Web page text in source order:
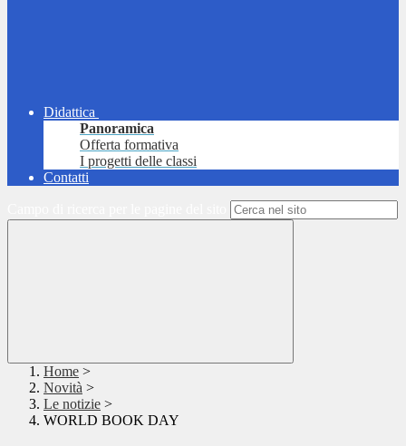
Didattica
Panoramica
Offerta formativa
I progetti delle classi
Contatti
Home >
Novità >
Le notizie >
WORLD BOOK DAY